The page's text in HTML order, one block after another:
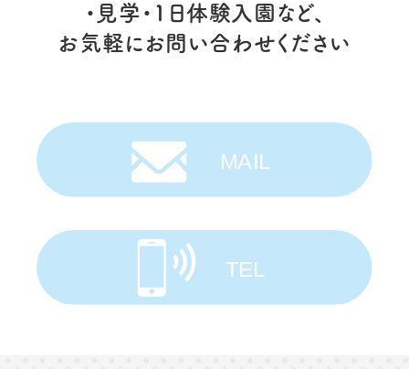
・見学・1日体験入園など、
お気軽にお問い合わせください